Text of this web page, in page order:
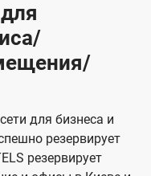
для бизнеса и
резервирует
резервирует